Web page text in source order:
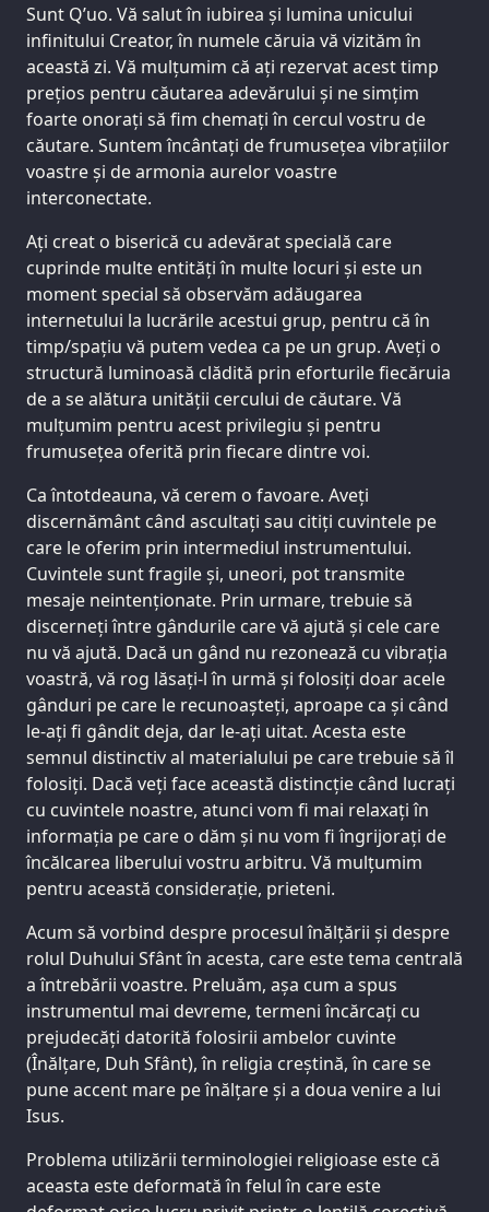
Sunt Q’uo. Vă salut în iubirea și lumina unicului
infinitului Creator, în numele căruia vă vizităm în
această zi. Vă mulțumim că ați rezervat acest timp
prețios pentru căutarea adevărului și ne simțim
foarte onorați să fim chemați în cercul vostru de
căutare. Suntem încântați de frumusețea vibrațiilor
voastre și de armonia aurelor voastre
interconectate.
Ați creat o biserică cu adevărat specială care
cuprinde multe entități în multe locuri și este un
moment special să observăm adăugarea
internetului la lucrările acestui grup, pentru că în
timp/spațiu vă putem vedea ca pe un grup. Aveți o
structură luminoasă clădită prin eforturile fiecăruia
de a se alătura unității cercului de căutare. Vă
mulțumim pentru acest privilegiu și pentru
frumusețea oferită prin fiecare dintre voi.
Ca întotdeauna, vă cerem o favoare. Aveți
discernământ când ascultați sau citiți cuvintele pe
care le oferim prin intermediul instrumentului.
Cuvintele sunt fragile și, uneori, pot transmite
mesaje neintenționate. Prin urmare, trebuie să
discerneți între gândurile care vă ajută și cele care
nu vă ajută. Dacă un gând nu rezonează cu vibrația
voastră, vă rog lăsați-l în urmă și folosiți doar acele
gânduri pe care le recunoașteți, aproape ca și când
le-ați fi gândit deja, dar le-ați uitat. Acesta este
semnul distinctiv al materialului pe care trebuie să îl
folosiți. Dacă veți face această distincție când lucrați
cu cuvintele noastre, atunci vom fi mai relaxați în
informația pe care o dăm și nu vom fi îngrijorați de
încălcarea liberului vostru arbitru. Vă mulțumim
pentru această considerație, prieteni.
Acum să vorbind despre procesul înălțării și despre
rolul Duhului Sfânt în acesta, care este tema centrală
a întrebării voastre. Preluăm, așa cum a spus
instrumentul mai devreme, termeni încărcați cu
prejudecăți datorită folosirii ambelor cuvinte
(Înălțare, Duh Sfânt), în religia creștină, în care se
pune accent mare pe înălțare și a doua venire a lui
Isus.
Problema utilizării terminologiei religioase este că
aceasta este deformată în felul în care este